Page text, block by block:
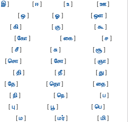
இ] [ஈ ] [உ ] [ஊ]
[ஒ ] [ஓ ] [ஒள ]
[ கி] [ கு] [ கூ]
[கோ] [ கை] [ச]
[ சீ] [ சு] [சூ ]
[சொ] [ சோ] [ ஞா]
[ தி] [ தீ] [து ]
[ தே] [ தொ] [ தை]
[ நி] [ நெ] [ப ]
[ பு] [ பூ] [ பெ]
[ம ] [மர்] [ மி]